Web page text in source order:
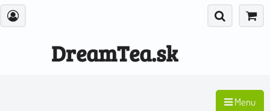
DreamTea.sk
Menu